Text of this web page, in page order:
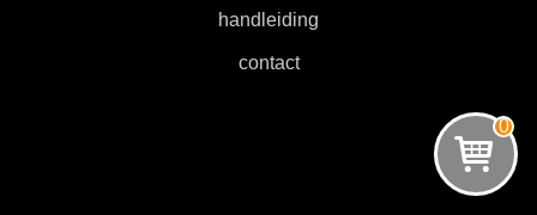
handleiding
contact
0